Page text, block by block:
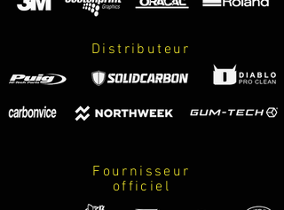
refuerzo e instrucciones de montaje.
Distributeur
Fournisseur
officiel